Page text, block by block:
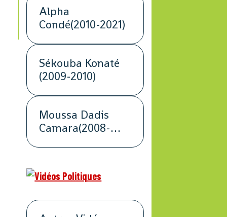
Alpha
Condé(2010-2021)
Sékouba Konaté
(2009-2010)
Moussa Dadis
Camara(2008-